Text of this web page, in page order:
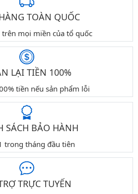
TOÀN QUỐC
mọi miền của tổ quốc
LẠI TIỀN 100%
tiền nếu sản phẩm lỗi
SÁCH BẢO HÀNH
trong tháng đầu tiên
TRỰC TUYẾN